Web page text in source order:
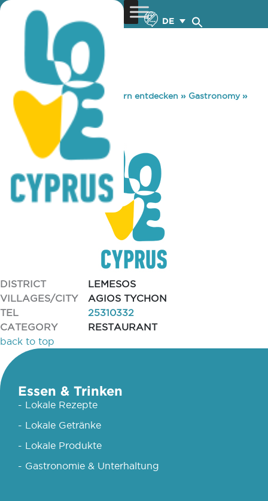
DE
You are here: Home »Zypern entdecken » Gastronomy»
KOFINI TAVERN
KOFINI TAVERN
DISTRICT
LEMESOS
VILLAGES/CITY
AGIOS TYCHON
TEL
25310332
CATEGORY
RESTAURANT
back to top
Essen & Trinken
- Lokale Rezepte
- Lokale Getränke
- Lokale Produkte
- Gastronomie & Unterhaltung